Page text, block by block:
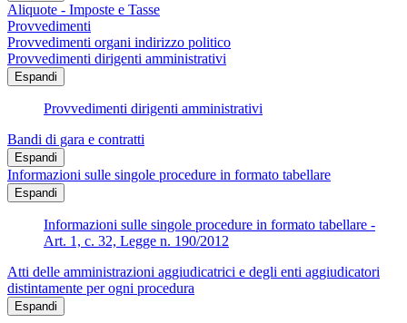
Aliquote - Imposte e Tasse
Provvedimenti
Provvedimenti organi indirizzo politico
Provvedimenti dirigenti amministrativi
Espandi
Provvedimenti dirigenti amministrativi
Bandi di gara e contratti
Espandi
Informazioni sulle singole procedure in formato tabellare
Espandi
Informazioni sulle singole procedure in formato tabellare -
Art. 1, c. 32, Legge n. 190/2012
Atti delle amministrazioni aggiudicatrici e degli enti aggiudicatori
distintamente per ogni procedura
Espandi